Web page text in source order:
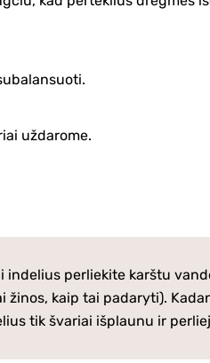
uždarome.
indelius perliekite karštu
žinos, kaip tai padaryti).
tik švariai išplaunu ir